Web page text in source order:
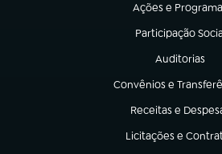
Ações e
(abre em nova
Participação
(abre em nova
Auditorias
(abre em nova
Convênios e
(abre em nova aba)
Receitas e
(abre em nova
Licitações e
(abre em nova aba)